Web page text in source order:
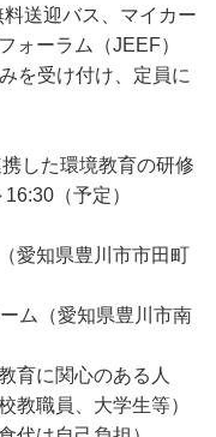
送迎バス、マイカー
ォーラム（JEEF）
を受け付け、定員に
した環境教育の研修
（予定）
愛知県豊川市市田町
ム（愛知県豊川市南
育に関心のある人
教職員、大学生等）